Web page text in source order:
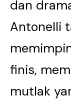
dan
Antonelli
finis,
mutlak